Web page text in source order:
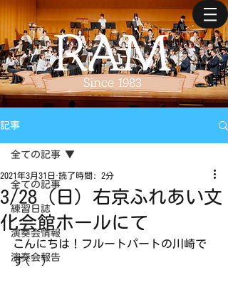
記事
全ての記事
練習日誌
演奏会情報
演奏会報告
全ての記事
3/28（日）右京ふれあい文
化会館ホールにて
2021年3月31日 読了時間: 2分
こんにちは！フルートパートの川崎で
す(^^)